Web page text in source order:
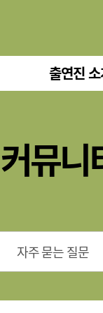
출연진
커뮤니
자주 묻는 질문